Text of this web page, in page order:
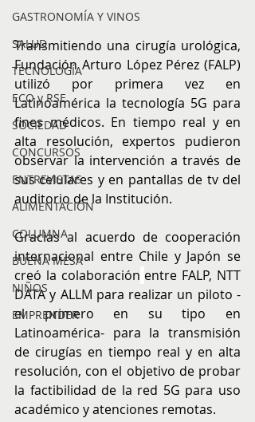
GASTRONOMÍA Y VINOS
SALUD
TECNOLOGÍA
ECO y RSE
SOCIEDAD
CONCURSOS
ENTREVISTAS
ALIMENTACIÓN
COLUMNA
BUENA MESA
NIÑOS
EMPRENDER
Transmitiendo una cirugía urológica,
Fundación Arturo López Pérez (FALP)
utilizó por primera vez en
Latinoamérica la tecnología 5G para
fines médicos. En tiempo real y en
alta resolución, expertos pudieron
observar la intervención a través de
sus celulares y en pantallas de tv del
auditorio de la Institución.
Gracias al acuerdo de cooperación
internacional entre Chile y Japón se
creó la colaboración entre FALP, NTT
DATA y ALLM para realizar un piloto -
el primero en su tipo en
Latinoamérica- para la transmisión
de cirugías en tiempo real y en alta
resolución, con el objetivo de probar
la factibilidad de la red 5G para uso
académico y atenciones remotas.